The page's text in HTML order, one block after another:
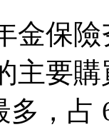
金保
主要
多，占